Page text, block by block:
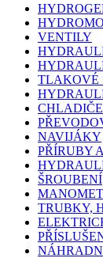
VENTILY
TLAKOVÉ
CHLADIČE
NAVIJÁKY
PŘÍRUBY
ŠROUBENÍ
TRUBKY,